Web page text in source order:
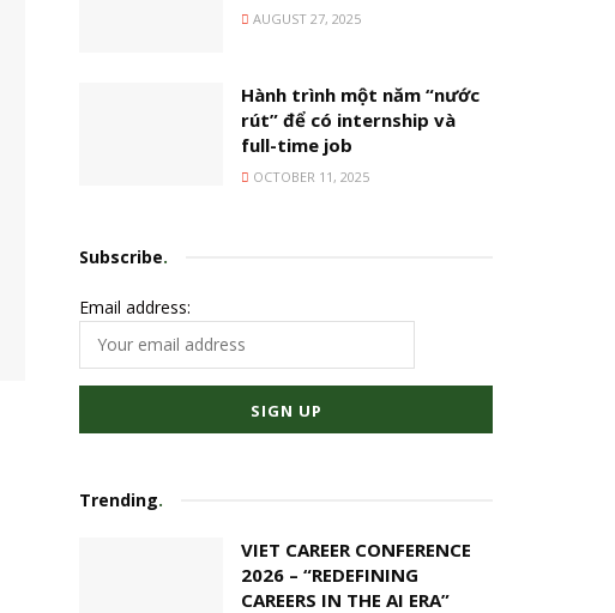
AUGUST 27, 2025
Hành trình một năm “nước
rút” để có internship và
full-time job
OCTOBER 11, 2025
Subscribe.
Email address:
Trending.
VIET CAREER CONFERENCE
2026 – “REDEFINING
CAREERS IN THE AI ERA”